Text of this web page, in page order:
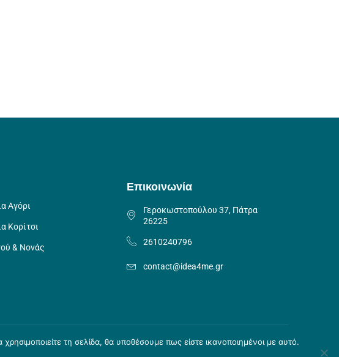
Αγόρι
Κορίτσι
& Νονάς
Επικοινωνία
Γεροκωστοπούλου 37, Πάτρα
26225
2610240796
contact@idea4me.gr
αποστολής & Τρόποι πληρωμής
τη σελίδα, θα υποθέσουμε πως είστε ικανοποιημένοι με αυτό.